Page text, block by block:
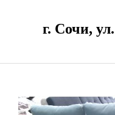
г. Сочи,